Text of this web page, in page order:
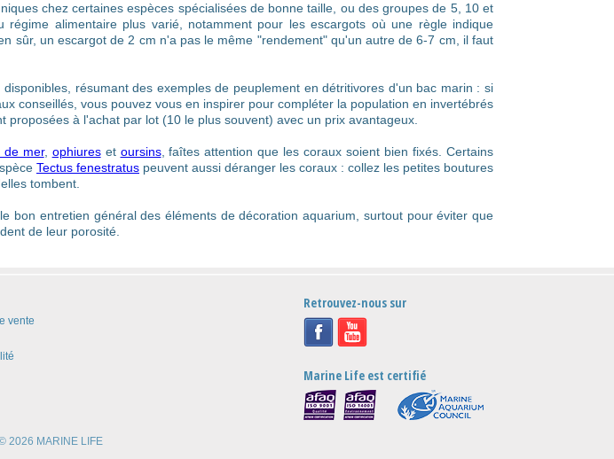
chez certaines espèces spécialisées de bonne taille, ou des groupes de 5, 10 et
alimentaire plus varié, notamment pour les escargots où une règle indique
sûr, un escargot de 2 cm n'a pas le même "rendement" qu'un autre de 6-7 cm, il faut
résumant des exemples de peuplement en détritivores d'un bac marin : si
conseillés, vous pouvez vous en inspirer pour compléter la population en invertébrés
proposées à l'achat par lot (10 le plus souvent) avec un prix avantageux.
de mer, ophiureset oursins, faîtes attention que les coraux soient bien fixés. Certains
Tectus fenestratus peuvent aussi déranger les coraux : collez les petites boutures
tombent.
bon entretien général des éléments de décoration aquarium, surtout pour éviter que
de leur porosité.
vente
Retrouvez-nous sur
Marine Life est certifié
2026 MARINE LIFE